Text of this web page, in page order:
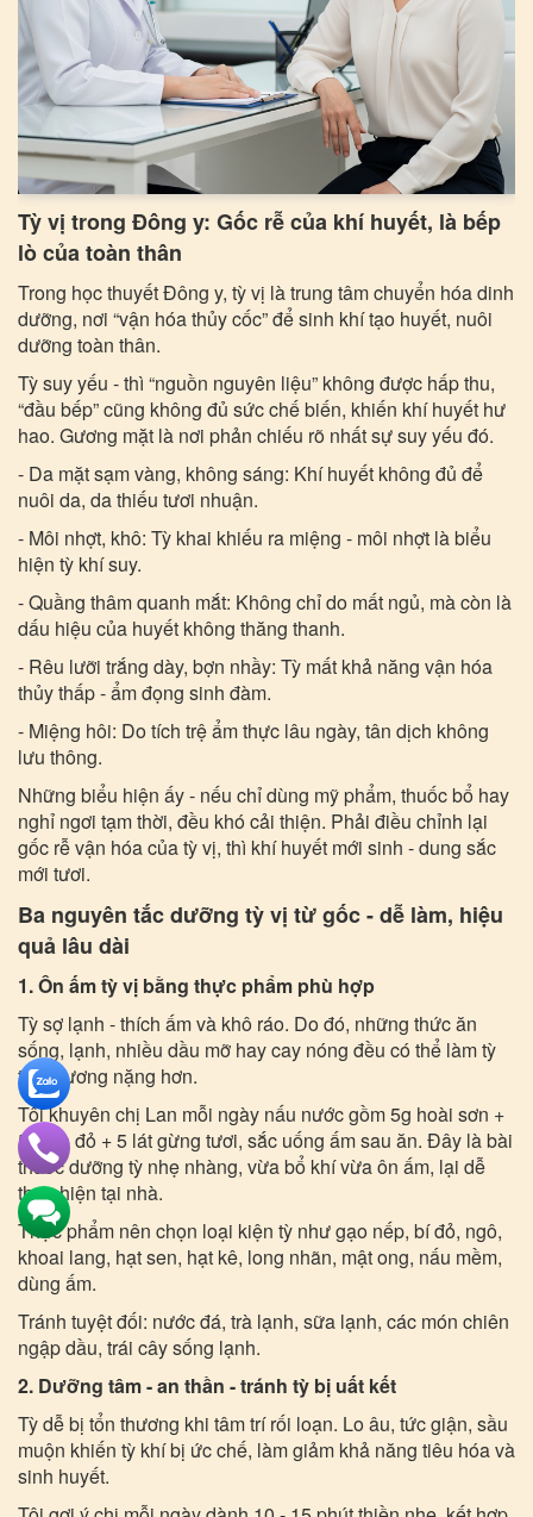
Tỳ vị trong Đông y: Gốc rễ của khí huyết, là bếp
lò của toàn thân
Trong học thuyết Đông y, tỳ vị là trung tâm chuyển hóa dinh
dưỡng, nơi “vận hóa thủy cốc” để sinh khí tạo huyết, nuôi
dưỡng toàn thân.
Tỳ suy yếu - thì “nguồn nguyên liệu” không được hấp thu,
“đầu bếp” cũng không đủ sức chế biến, khiến khí huyết hư
hao. Gương mặt là nơi phản chiếu rõ nhất sự suy yếu đó.
- Da mặt sạm vàng, không sáng: Khí huyết không đủ để
nuôi da, da thiếu tươi nhuận.
- Môi nhợt, khô: Tỳ khai khiếu ra miệng - môi nhợt là biểu
hiện tỳ khí suy.
- Quầng thâm quanh mắt: Không chỉ do mất ngủ, mà còn là
dấu hiệu của huyết không thăng thanh.
- Rêu lưỡi trắng dày, bợn nhầy: Tỳ mất khả năng vận hóa
thủy thấp - ẩm đọng sinh đàm.
- Miệng hôi: Do tích trệ ẩm thực lâu ngày, tân dịch không
lưu thông.
Những biểu hiện ấy - nếu chỉ dùng mỹ phẩm, thuốc bổ hay
nghỉ ngơi tạm thời, đều khó cải thiện. Phải điều chỉnh lại
gốc rễ vận hóa của tỳ vị, thì khí huyết mới sinh - dung sắc
mới tươi.
Ba nguyên tắc dưỡng tỳ vị từ gốc - dễ làm, hiệu
quả lâu dài
1. Ôn ấm tỳ vị bằng thực phẩm phù hợp
Tỳ sợ lạnh - thích ấm và khô ráo. Do đó, những thức ăn
sống, lạnh, nhiều dầu mỡ hay cay nóng đều có thể làm tỳ
tổn thương nặng hơn.
Tôi khuyên chị Lan mỗi ngày nấu nước gồm 5g hoài sơn +
5g táo đỏ + 5 lát gừng tươi, sắc uống ấm sau ăn. Đây là bài
thuốc dưỡng tỳ nhẹ nhàng, vừa bổ khí vừa ôn ấm, lại dễ
thực hiện tại nhà.
Thực phẩm nên chọn loại kiện tỳ như gạo nếp, bí đỏ, ngô,
khoai lang, hạt sen, hạt kê, long nhãn, mật ong, nấu mềm,
dùng ấm.
Tránh tuyệt đối: nước đá, trà lạnh, sữa lạnh, các món chiên
ngập dầu, trái cây sống lạnh.
2. Dưỡng tâm - an thần - tránh tỳ bị uất kết
Tỳ dễ bị tổn thương khi tâm trí rối loạn. Lo âu, tức giận, sầu
muộn khiến tỳ khí bị ức chế, làm giảm khả năng tiêu hóa và
sinh huyết.